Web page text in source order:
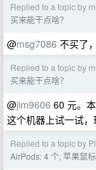
Replied to a topic by
买来能干点啥？
@msg7086 不买了
Replied to a topic by
买来能干点啥？
@jim9606 60 元。
这个机器上试一试，
Replied to a topic by
AirPods: 4 个, 苹果鼠